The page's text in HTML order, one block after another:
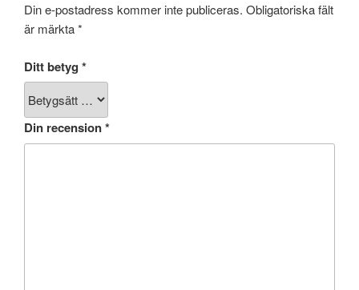
Din e-postadress kommer inte publiceras. Obligatoriska fält
är märkta*
Ditt betyg *
Din recension*